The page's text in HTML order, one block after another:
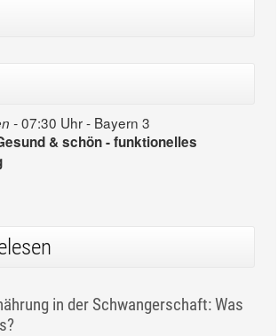
-07:30 Uhr - Bayern 3
& schön - funktionelles
in der Schwangerschaft: Was